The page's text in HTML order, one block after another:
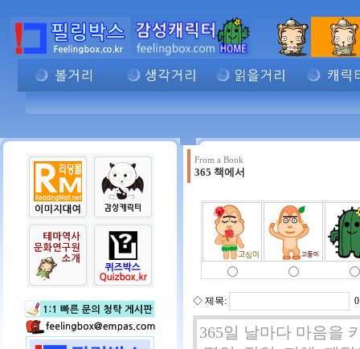
From a Book
365 책에서
◇ 제목: 0